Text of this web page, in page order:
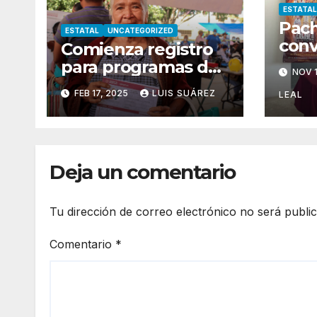
ESTATAL UNCATEGORIZED
Comienza registro
para programas del
Bienestar
FEB 17, 2025 LUIS SUÁREZ
ESTATAL
salsa
NOV
LEAL
Deja un comentario
Tu dirección de correo electrónico no será
Comentario *